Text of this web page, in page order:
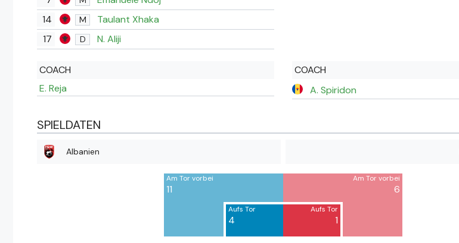
14
M
Taulant Xhaka
17
D N. Aliji
COACH
E. Reja
COACH
A. Spiridon
SPIELDATEN
Albanien
Am Tor vorbei
11
Aufs Tor
4
Aufs Tor
1
Am Tor vorbei
6